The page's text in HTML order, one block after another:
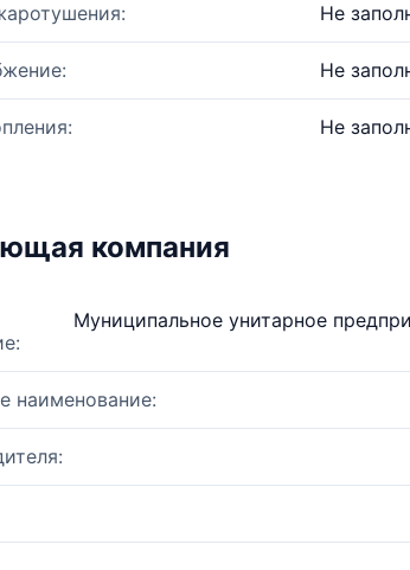
Не
Не
Не
компания
Муниципальное унитарное
наименование: